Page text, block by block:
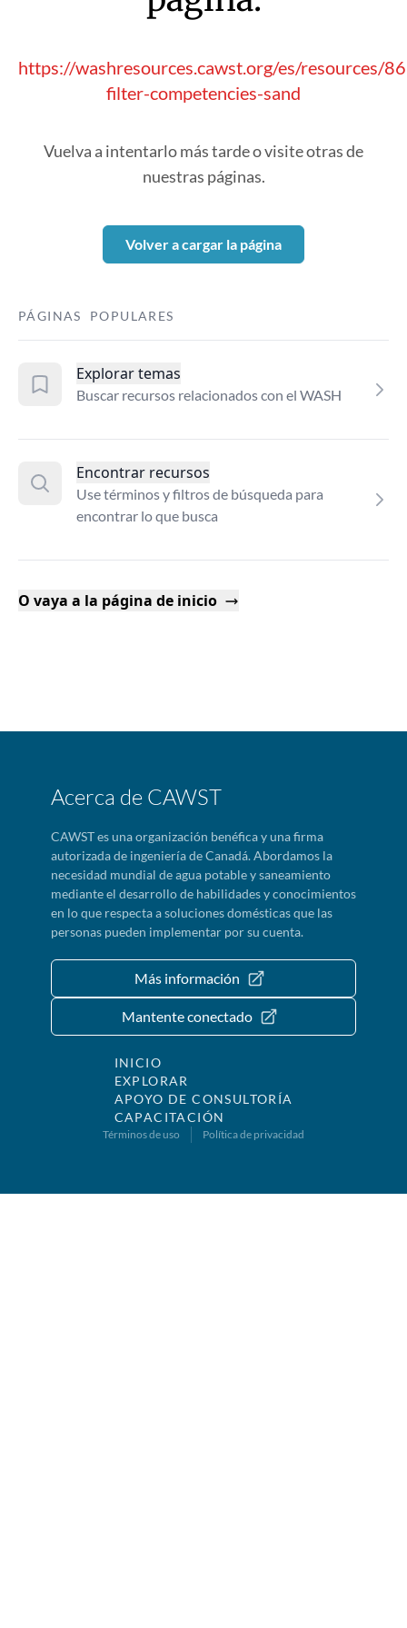
https://washresources.cawst.org/es/resources/
filter-competencies-sand
Vuelva a intentarlo más tarde o visite otras de
nuestras páginas.
Volver a cargar la página
PÁGINAS POPULARES
Explorar temas
Buscar recursos relacionados con el WASH
Encontrar recursos
Use términos y filtros de búsqueda para
encontrar lo que busca
O vaya a la página de inicio
Acerca de CAWST
CAWST es una organización benéfica y una firma
autorizada de ingeniería de Canadá. Abordamos la
necesidad mundial de agua potable y saneamiento
mediante el desarrollo de habilidades y conocimientos
en lo que respecta a soluciones domésticas que las
personas pueden implementar por su cuenta.
Más información
Mantente conectado
INICIO
EXPLORAR
APOYO DE CONSULTORÍA
CAPACITACIÓN
Términos de uso Política de privacidad